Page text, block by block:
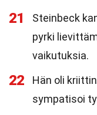
21
Steinbeck
pyrki
vaikutuksia.
22
Hän oli
sympatisoi